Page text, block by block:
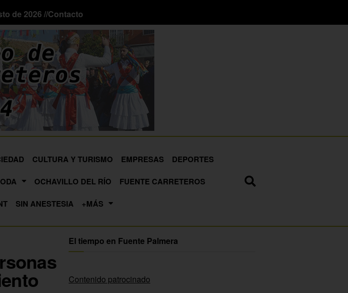
de 2026 //Contacto
CULTURA Y TURISMO EMPRESAS
DEPORTES
OCHAVILLO DEL RÍO
FUENTE CARRETEROS
SIN ANESTESIA +MÁS
El tiempo en Fuente Palmera
Contenido patrocinado